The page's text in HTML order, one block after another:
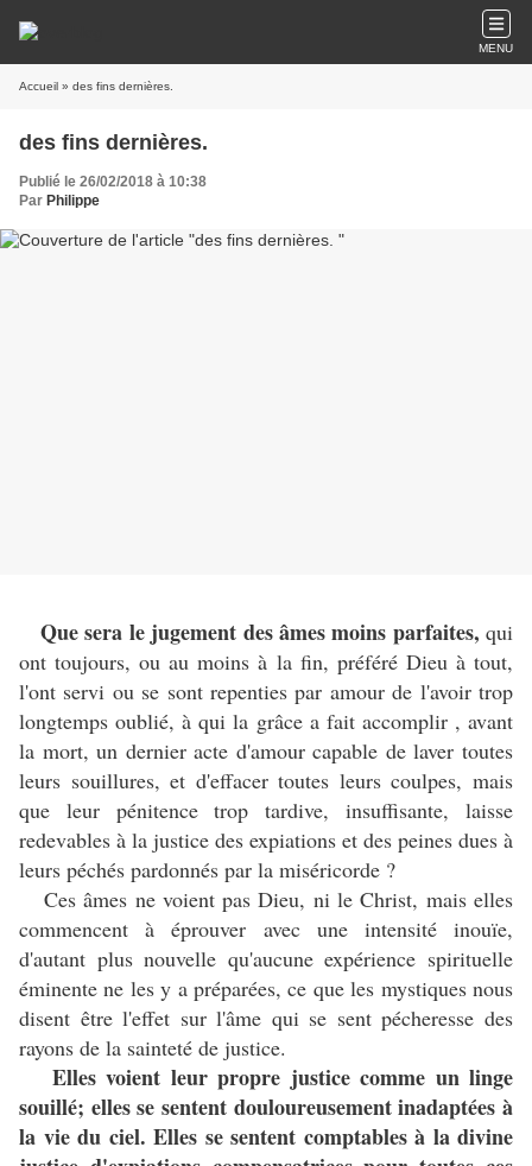
MENU
Accueil » des fins dernières.
des fins dernières.
Publié le 26/02/2018 à 10:38
Par Philippe
Que sera le jugement des âmes moins parfaites, qui
ont toujours, ou au moins à la fin, préféré Dieu à tout,
l'ont servi ou se sont repenties par amour de l'avoir trop
longtemps oublié, à qui la grâce a fait accomplir , avant
la mort, un dernier acte d'amour capable de laver toutes
leurs souillures, et d'effacer toutes leurs coulpes, mais
que leur pénitence trop tardive, insuffisante, laisse
redevables à la justice des expiations et des peines dues à
leurs péchés pardonnés par la miséricorde ?
Ces âmes ne voient pas Dieu, ni le Christ, mais elles
commencent à éprouver avec une intensité inouïe,
d'autant plus nouvelle qu'aucune expérience spirituelle
éminente ne les y a préparées, ce que les mystiques nous
disent être l'effet sur l'âme qui se sent pécheresse des
rayons de la sainteté de justice.
Elles voient leur propre justice comme un linge
souillé; elles se sentent douloureusement inadaptées à
la vie du ciel. Elles se sentent comptables à la divine